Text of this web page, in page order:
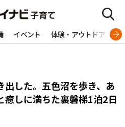
イベント 体験・アウトドア 旅
出した。五色沼を歩き、あ
しに満ちた裏磐梯1泊2日